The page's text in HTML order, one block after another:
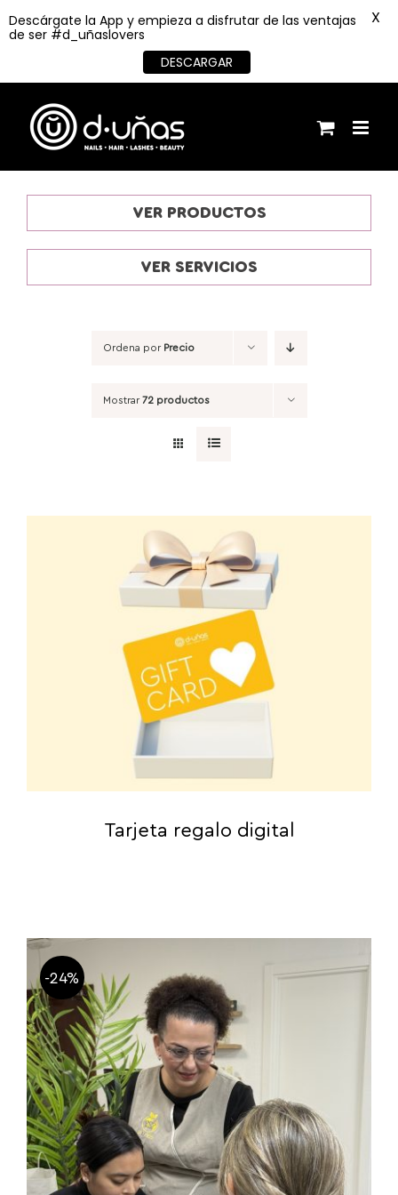
contenido
VER PRODUCTOS
VER SERVICIOS
Ordena por Precio
Mostrar72 productos
Tarjeta regalo digital
-24%
Descárgate la App y empieza a disfrutar de las ventajas
de ser #d_uñaslovers
DESCARGAR
X